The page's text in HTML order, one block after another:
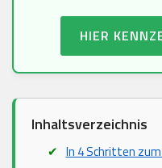
HIER
Inhaltsverzeichnis
In 4 Schritten